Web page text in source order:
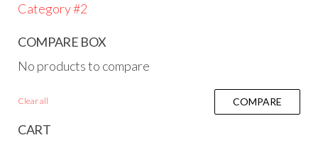
Category #2
COMPARE BOX
No products to compare
Clear all COMPARE
CART